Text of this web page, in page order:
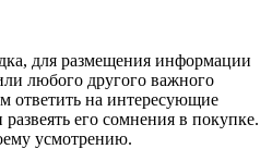
для размещения информации
любого другого важного
ответить на интересующие
его сомнения в покупке.
усмотрению.